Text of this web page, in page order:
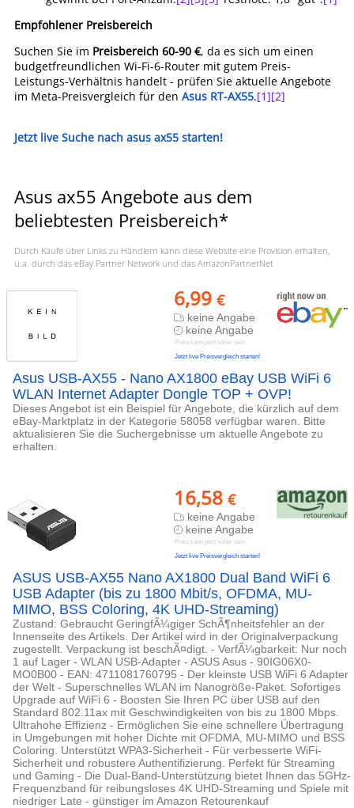
Empfohlener Preisbereich
Suchen Sie im Preisbereich 60-90 €, da es sich um einen
budgetfreundlichen Wi-Fi-6-Router mit gutem Preis-
Leistungs-Verhältnis handelt - prüfen Sie aktuelle Angebote
im Meta-Preisvergleich für den Asus RT-AX55.[1][2]
Jetzt live Suche nach asus ax55 starten!
Asus ax55 Angebote aus dem
beliebtesten Preisbereich*
Durch Käufe über Links zu Händlern kann diese Website eine Provision erhalten,
u.a. durch das eBay Partner Network und das AmazonPartnerNet
6,99 €
keine Angabe
keine Angabe
Preis kann jetzt höher sein
Jetzt live Preisvergleich starten!
Asus USB-AX55 - Nano AX1800 eBay USB WiFi 6
WLAN Internet Adapter Dongle TOP + OVP!
Dieses Angebot ist ein Beispiel für Angebote, die kürzlich auf dem
eBay-Marktplatz in der Kategorie 58058 verfügbar waren. Bitte
aktualisieren Sie die Suchergebnisse um aktuelle Angebote zu
erhalten.
16,58 €
keine Angabe
keine Angabe
Preis kann jetzt höher sein
Jetzt live Preisvergleich starten!
ASUS USB-AX55 Nano AX1800 Dual Band WiFi 6
USB Adapter (bis zu 1800 Mbit/s, OFDMA, MU-
MIMO, BSS Coloring, 4K UHD-Streaming)
Zustand: Gebraucht GeringfÃ¼giger SchÃ¶nheitsfehler an der
Innenseite des Artikels. Der Artikel wird in der Originalverpackung
zugestellt. Verpackung ist beschÃ¤digt. - VerfÃ¼gbarkeit: Nur noch
1 auf Lager - WLAN USB-Adapter - ASUS Asus - 90IG06X0-
MO0B00 - EAN: 4711081760795 - Der kleinste USB WiFi 6 Adapter
der Welt - Superschnelles WLAN im Nanogröße-Paket. Sofortiges
Upgrade auf WiFi 6 - Boosten Sie Ihren PC über USB auf den
Standard 802.11ax mit Geschwindigkeiten von bis zu 1800 Mbps.
Ultrahohe Effizienz - Ermöglichen Sie eine schnellere Übertragung
in Umgebungen mit hoher Dichte mit OFDMA, MU-MIMO und BSS
Coloring. Unterstützt WPA3-Sicherheit - Für verbesserte WiFi-
Sicherheit und robustere Authentifizierung. Perfekt für Streaming
und Gaming - Die Dual-Band-Unterstützung bietet Ihnen das 5GHz-
Frequenzband für reibungsloses 4K UHD-Streaming und Spiele mit
niedriger Late - günstiger im Amazon Retourenkauf